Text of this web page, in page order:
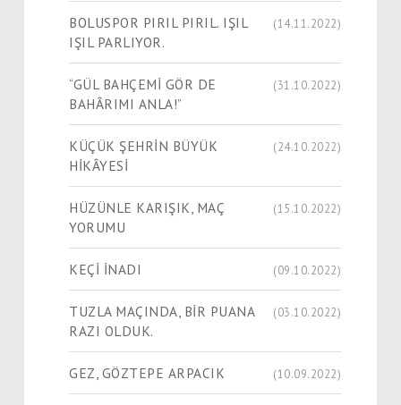
BOLUSPOR PIRIL PIRIL. IŞIL
IŞIL PARLIYOR.
(14.11.2022)
“GÜL BAHÇEMİ GÖR DE
BAHÂRIMI ANLA!”
(31.10.2022)
KÜÇÜK ŞEHRİN BÜYÜK
HİKÂYESİ
(24.10.2022)
HÜZÜNLE KARIŞIK, MAÇ
YORUMU
(15.10.2022)
KEÇİ İNADI (09.10.2022)
TUZLA MAÇINDA, BİR PUANA
RAZI OLDUK.
(03.10.2022)
GEZ, GÖZTEPE ARPACIK (10.09.2022)